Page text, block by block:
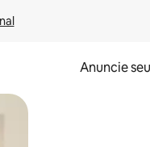
Anuncie